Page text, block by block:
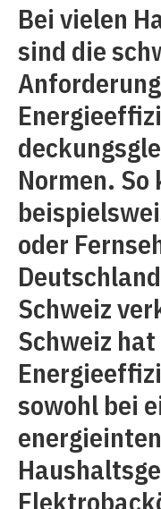
Bei vielen
sind die
Normen. So
oder
Schweiz
Schweiz
sowohl bei